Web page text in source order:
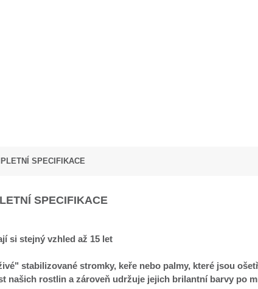
SPECIFIKACE
SPECIFIKACE
si stejný vzhled až 15 let
stabilizované stromky, keře nebo palmy, které jsou
našich rostlin a zároveň udržuje jejich brilantní barvy po